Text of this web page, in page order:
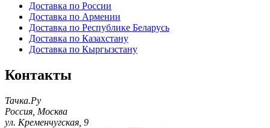
Доставка по России
Доставка по Армении
Доставка по Республике Беларусь
Доставка по Казахстану
Доставка по Кыргызстану
Контакты
Тачка.Ру
Россия Москва
ул. Кременчугская, 9